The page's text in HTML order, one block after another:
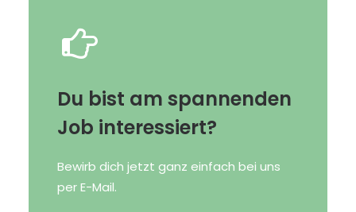
Du bist am spannenden
Job interessiert?
Bewirb dich jetzt ganz einfach bei uns
per E-Mail.